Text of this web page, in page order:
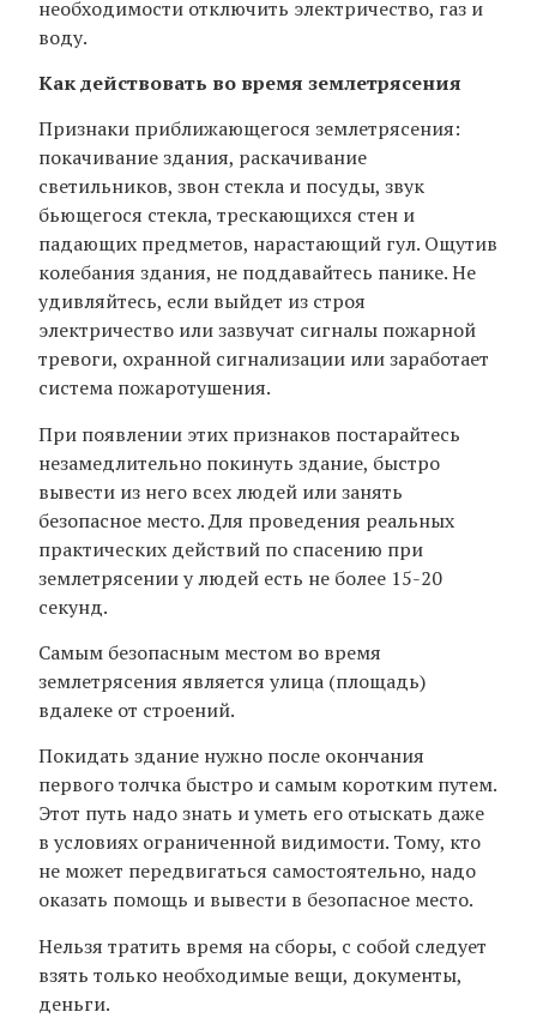
необходимости отключить электричество, газ и
воду.
Как действовать во время землетрясения
Признаки приближающегося землетрясения:
покачивание здания, раскачивание
светильников, звон стекла и посуды, звук
бьющегося стекла, трескающихся стен и
падающих предметов, нарастающий гул. Ощутив
колебания здания, не поддавайтесь панике. Не
удивляйтесь, если выйдет из строя
электричество или зазвучат сигналы пожарной
тревоги, охранной сигнализации или заработает
система пожаротушения.
При появлении этих признаков постарайтесь
незамедлительно покинуть здание, быстро
вывести из него всех людей или занять
безопасное место. Для проведения реальных
практических действий по спасению при
землетрясении у людей есть не более 15-20
секунд.
Самым безопасным местом во время
землетрясения является улица (площадь)
вдалеке от строений.
Покидать здание нужно после окончания
первого толчка быстро и самым коротким путем.
Этот путь надо знать и уметь его отыскать даже
в условиях ограниченной видимости. Тому, кто
не может передвигаться самостоятельно, надо
оказать помощь и вывести в безопасное место.
Нельзя тратить время на сборы, с собой следует
взять только необходимые вещи, документы,
деньги.